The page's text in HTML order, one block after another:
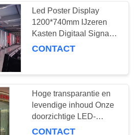
Led Poster Display
1200*740mm IJzeren
Kasten Digitaal Signage
Scherm Kenmerken
CONTACT
Hoge transparantie en
levendige inhoud Onze
doorzichtige LED-
schermen voor winkels
CONTACT